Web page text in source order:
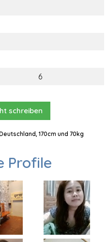
6
schreiben
170cm und 70kg
Profile